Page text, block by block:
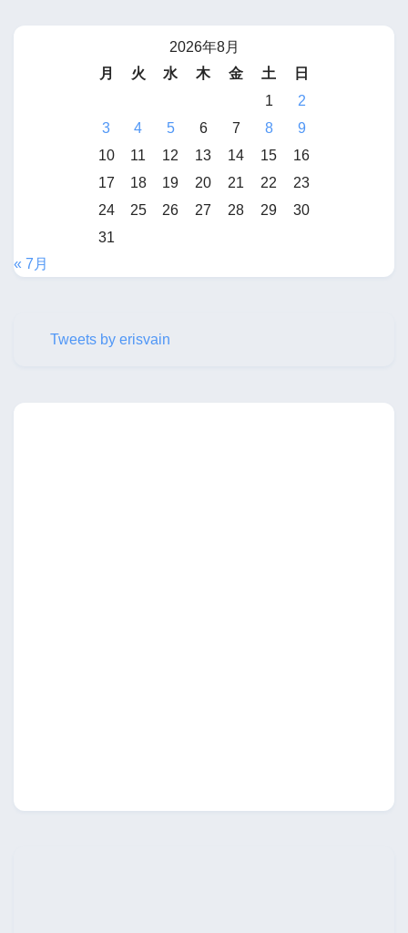
2026年8月
月
火 水 木 金 土
日
1
2
3
4 5 6 7 8
9
10
11 12 13 14 15
16
17
18 19 20 21 22
23
24
25 26 27 28 29
30
31
« 7月
Tweets by erisvain